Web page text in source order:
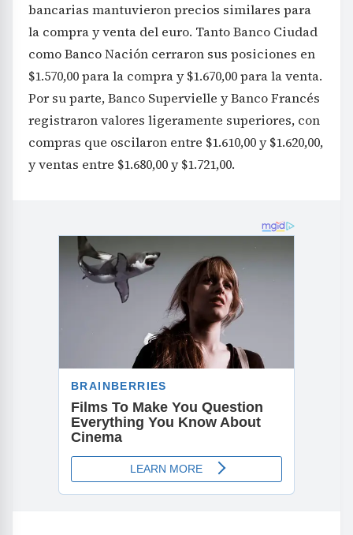
bancarias mantuvieron precios similares para
la compra y venta del euro. Tanto Banco Ciudad
como Banco Nación cerraron sus posiciones en
$1.570,00 para la compra y $1.670,00 para la venta.
Por su parte, Banco Supervielle y Banco Francés
registraron valores ligeramente superiores, con
compras que oscilaron entre $1.610,00 y $1.620,00,
y ventas entre $1.680,00 y $1.721,00.